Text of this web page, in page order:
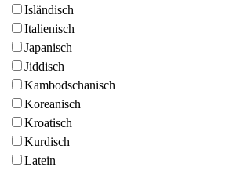
Isländisch
Italienisch
Japanisch
Jiddisch
Kambodschanisch
Koreanisch
Kroatisch
Kurdisch
Latein